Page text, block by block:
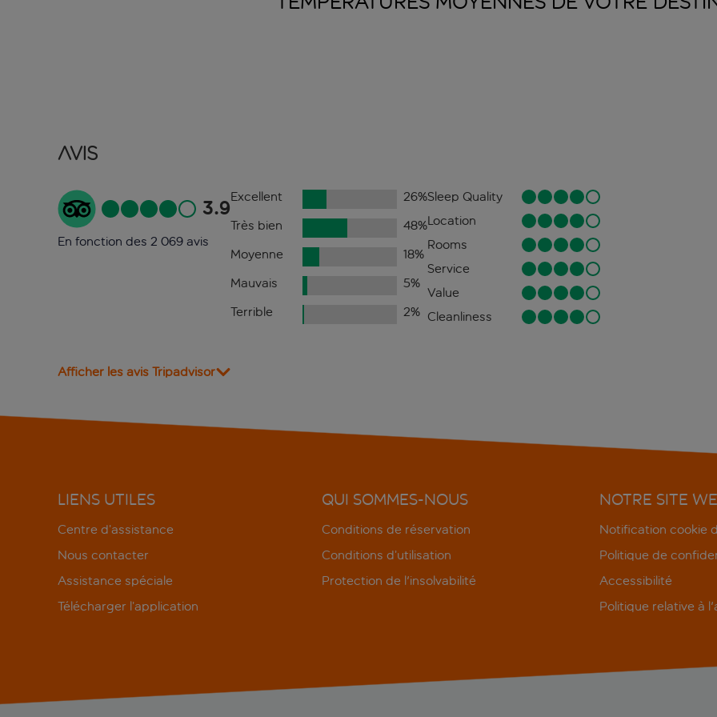
Avis
3.9
En fonction des 2 069 avis
Excellent 26%
Très bien
48%
Moyenne
18%
Mauvais
5%
Terrible
2%
Sleep Quality
Location
Rooms
Service
Value
Cleanliness
Afficher les avis Tripadvisor
LIENS UTILES
Centre d’assistance
Nous contacter
Assistance spéciale
Télécharger l’application
QUI SOMMES-NOUS
Conditions de réservation
Conditions d’utilisation
Protection de l'insolvabilité
NOTRE SITE
Notification cookie
Politique de
Accessibilité
Politique relative à